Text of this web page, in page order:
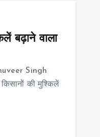
बढ़ाने वाला
Singh
की मुश्किलें